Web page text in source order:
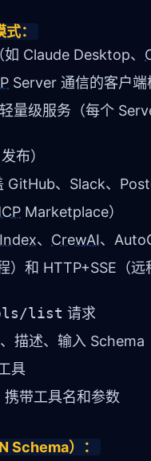
：
Claude Desktop、
Server 通信的客户端
量级服务（每个
布）
GitHub、Slack、
Marketplace）
、 CrewAI、
）和 HTTP+SSE（远
list 请求
描述、输入 Schema
具
携带工具名和参数
Schema）：